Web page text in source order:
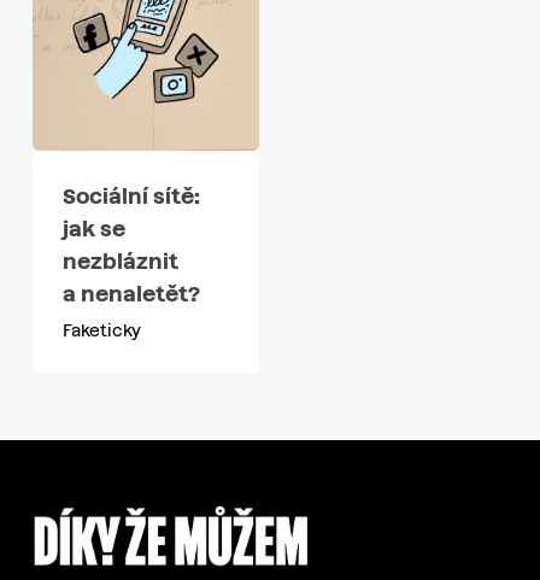
Sociální sítě:
jak se
nezbláznit
a nenaletět?
Faketicky